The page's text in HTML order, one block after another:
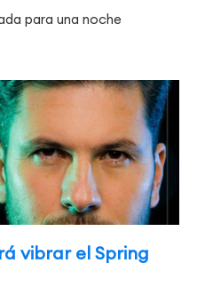
para una noche
vibrar el Spring